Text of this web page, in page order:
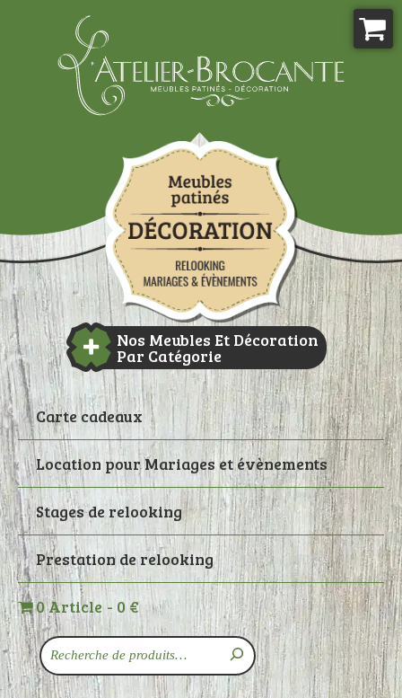
Nos Meubles Et Décoration
Par Catégorie
Carte cadeaux
Location pour Mariages et évènements
Stages de relooking
Prestation de relooking
0 Article 0 €
Recherche